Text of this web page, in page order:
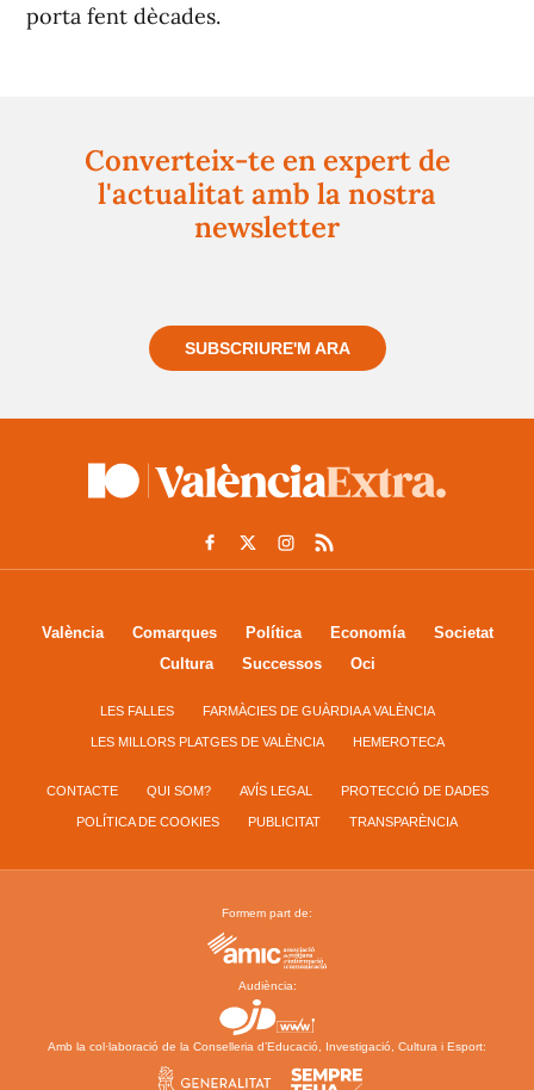
porta fent dècades.
Converteix-te en expert de
l'actualitat amb la nostra
newsletter
SUBSCRIURE'M ARA
València Comarques Política Economía
Societat
Cultura
Successos Oci
LES FALLES FARMÀCIES DE GUÀRDIA A VALÈNCIA
LES MILLORS PLATGES DE VALÈNCIA HEMEROTECA
CONTACTE QUI SOM? AVÍS LEGAL PROTECCIÓ DE DADES
POLÍTICA DE COOKIES PUBLICITAT TRANSPARÈNCIA
Formem part de:
Audiència:
Amb la col·laboració de la Conselleria d’Educació, Investigació, Cultura i Esport: